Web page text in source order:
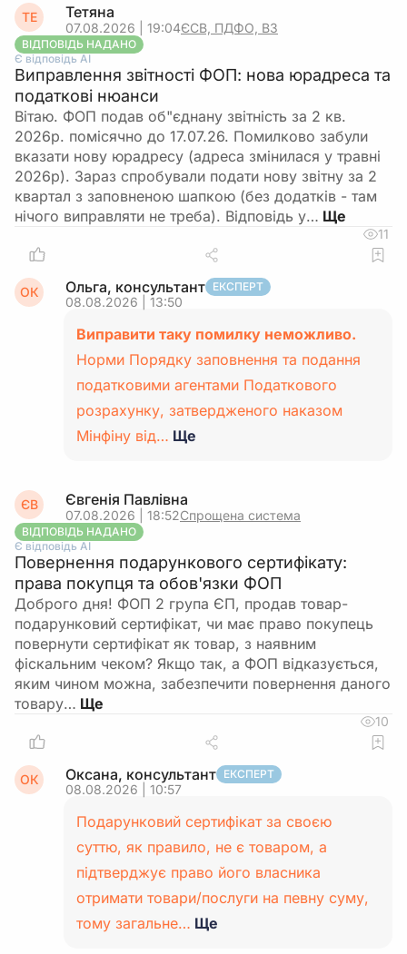
ТЕ Тетяна
07.08.2026 | 19:04ЄСВ, ПДФО, ВЗ
ВІДПОВІДЬ НАДАНО
Є відповідь АІ
Виправлення звітності ФОП: нова юрадреса та
податкові нюанси
Вітаю. ФОП подав об"єднану звітність за 2 кв.
2026р. помісячно до 17.07.26. Помилково забули
вказати нову юрадресу (адреса змінилася у травні
2026р). Зараз спробували подати нову звітну за 2
квартал з заповненою шапкою (без додатків - там
нічого виправляти не треба). Відповідь у…
11
ОК Ольга, консультант ЕКСПЕРТ
08.08.2026 | 13:50
Виправити таку помилку неможливо.
Норми Порядку заповнення та подання
податковими агентами Податкового
розрахунку, затвердженого наказом
Мінфіну від… Ще
ЄВ Євгенія Павлівна
07.08.2026 | 18:52Спрощена система
ВІДПОВІДЬ НАДАНО
Є відповідь АІ
Повернення подарункового сертифікату:
права покупця та обов'язки ФОП
Доброго дня! ФОП 2 група ЄП, продав товар-
подарунковий сертифікат, чи має право покупець
повернути сертифікат як товар, з наявним
фіскальним чеком? Якщо так, а ФОП відказується,
яким чином можна, забезпечити повернення даного
товару…
10
ОК Оксана, консультант ЕКСПЕРТ
08.08.2026 | 10:57
Подарунковий сертифікат за своєю
суттю, як правило, не є товаром, а
підтверджує право його власника
отримати товари/послуги на певну суму,
тому загальне… Ще